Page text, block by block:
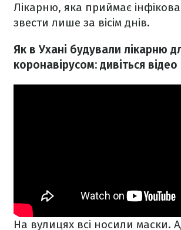
Лікарню, яка приймає
звести лише за вісім днів.
Як в Ухані будували лікарню
коронавірусом: дивіться відео
На вулицях всі носили маски.